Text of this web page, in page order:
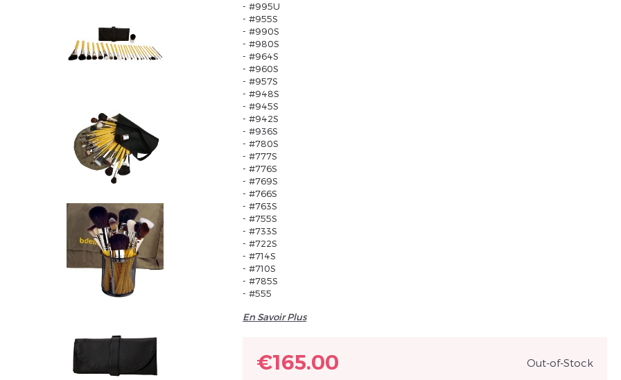
Je suis un
- #995U
- #955S
- #990S
- #980S
- #964S
- #960S
- #957S
- #948S
- #945S
- #942S
- #936S
- #780S
- #777S
- #776S
- #769S
- #766S
- #763S
- #755S
- #733S
- #722S
- #714S
- #710S
- #785S
- #555
En Savoir Plus
€165.00 Out-of-Stock